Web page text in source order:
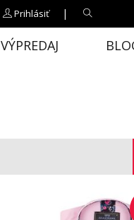
Prihlásiť |
VÝPREDAJ